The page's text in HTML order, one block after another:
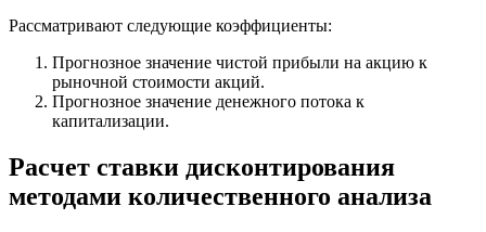
Рассматривают следующие коэффициенты:
Прогнозное значение чистой прибыли на акцию к
рыночной стоимости акций.
Прогнозное значение денежного потока к
капитализации.
Расчет ставки дисконтирования
методами количественного анализа